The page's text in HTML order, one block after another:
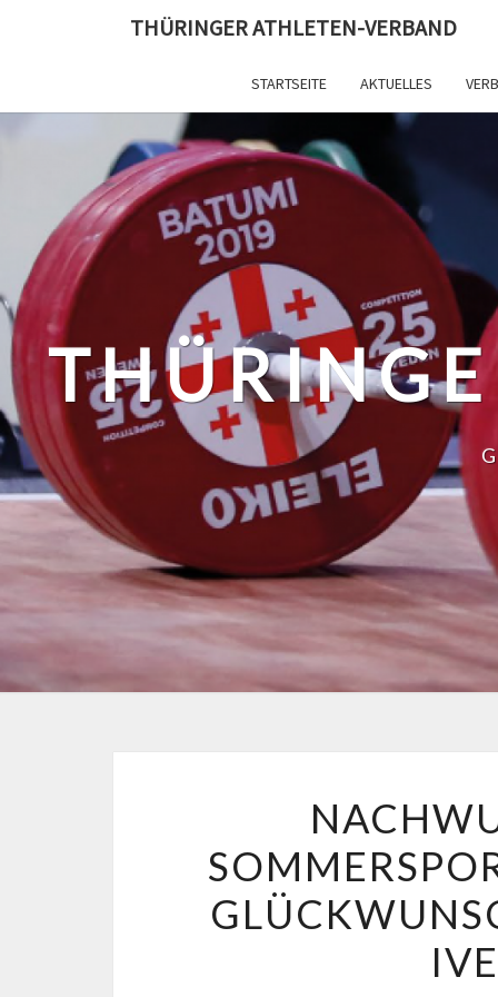
THÜRINGER ATHLETEN-VERBAND
STARTSEITE AKTUELLES